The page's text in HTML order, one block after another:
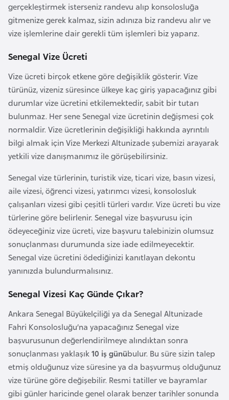
gerçekleştirmek isterseniz randevu alıp konsolosluğa
gitmenize gerek kalmaz, sizin adınıza biz randevu alır ve
vize işlemlerine dair gerekli tüm işlemleri biz yaparız.
Senegal Vize Ücreti
Vize ücreti birçok etkene göre değişiklik gösterir. Vize
türünüz, vizeniz süresince ülkeye kaç giriş yapacağınız gibi
durumlar vize ücretini etkilemektedir, sabit bir tutarı
bulunmaz. Her sene Senegal vize ücretinin değişmesi çok
normaldir. Vize ücretlerinin değişikliği hakkında ayrıntılı
bilgi almak için Vize Merkezi Altunizade şubemizi arayarak
yetkili vize danışmanımız ile görüşebilirsiniz.
Senegal vize türlerinin, turistik vize, ticari vize, basın vizesi,
aile vizesi, öğrenci vizesi, yatırımcı vizesi, konsolosluk
çalışanları vizesi gibi çeşitli türleri vardır. Vize ücreti bu vize
türlerine göre belirlenir. Senegal vize başvurusu için
ödeyeceğiniz vize ücreti, vize başvuru talebinizin olumsuz
sonuçlanması durumunda size iade edilmeyecektir.
Senegal vize ücretini ödediğinizi kanıtlayan dekontu
yanınızda bulundurmalısınız.
Senegal Vizesi Kaç Günde Çıkar?
Ankara Senegal Büyükelçiliği ya da Senegal Altunizade
Fahri Konsolosluğu’na yapacağınız Senegal vize
başvurusunun değerlendirilmeye alındıktan sonra
sonuçlanması yaklaşık10 iş günübulur. Bu süre sizin talep
etmiş olduğunuz vize süresine ya da başvurmuş olduğunuz
vize türüne göre değişebilir. Resmi tatiller ve bayramlar
gibi günler haricinde genel olarak benzer tarihler sonunda
C
e
z
y
i
r
C
i
b
u
t
i
Ç
i
n
D
n
i
m
a
r
k
a